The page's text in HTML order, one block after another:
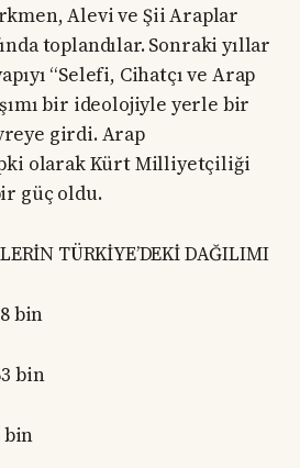
Alevi ve Şii Araplar
toplandılar. Sonraki yıllar
“Selefi, Cihatçı ve Arap
bir ideolojiyle yerle bir
girdi. Arap
olarak Kürt Milliyetçiliği
güç oldu.
TÜRKİYE’DEKİ DAĞILIMI
bin